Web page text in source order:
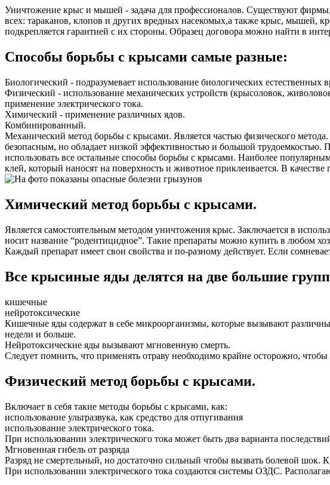
Уничтожение крыс и мышей - задача для профессионалов. Существуют
всех: тараканов, клопов и других вредных насекомых,а также крыс, мышей,
подкрепляется гарантией с их стороны. Образец договора можно найти в
Способы борьбы с крысами самые разные:
Биологический - подразумевает использование биологических
Физический - использование механических устройств (крысоловок,
применение электрического тока.
Химический - применение различных ядов.
Комбинированный.
Механический метод борьбы с крысами. Является частью физического
безопасным, но обладает низкой эффективностью и большой трудоемкостью.
использовать все остальные способы борьбы с крысами. Наиболее
клей, который наносят на поверхность и животное приклеивается. В
Химический метод борьбы с крысами.
Является самостоятельным методом уничтожения крыс. Заключается в
носит название “родентицидное”. Такие препараты можно купить в любом
Каждый препарат имеет свои свойства и по-разному действует. Если
Все крысиные яды делятся на две большие
кишечные
нейротоксические
Кишечные яды содержат в себе микроорганизмы, которые вызывают
недели и больше.
Нейротоксические яды вызывают мгновенную смерть.
Следует помнить, что применять отраву необходимо крайне осторожно, чтобы
Физический метод борьбы с крысами.
Включает в себя такие методы борьбы с крысами, как:
использование ультразвука, как средство для отпугивания
использование электрического тока.
При использовании электрического тока может быть два варианта
Мгновенная гибель от разряда
Разряд не смертельный, но достаточно сильный чтобы вызвать болевой шок.
При использовании электрического тока создаются системы ОЗДС.